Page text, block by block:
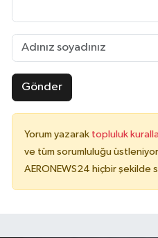
Gönder
Yorum yazarak topluluk
ve tüm sorumluluğu
AERONEWS24 hiçbir şekilde